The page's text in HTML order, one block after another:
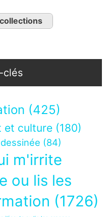
clés
(425)
et culture (180)
(84)
m'irrite
ou lis les
(1726)